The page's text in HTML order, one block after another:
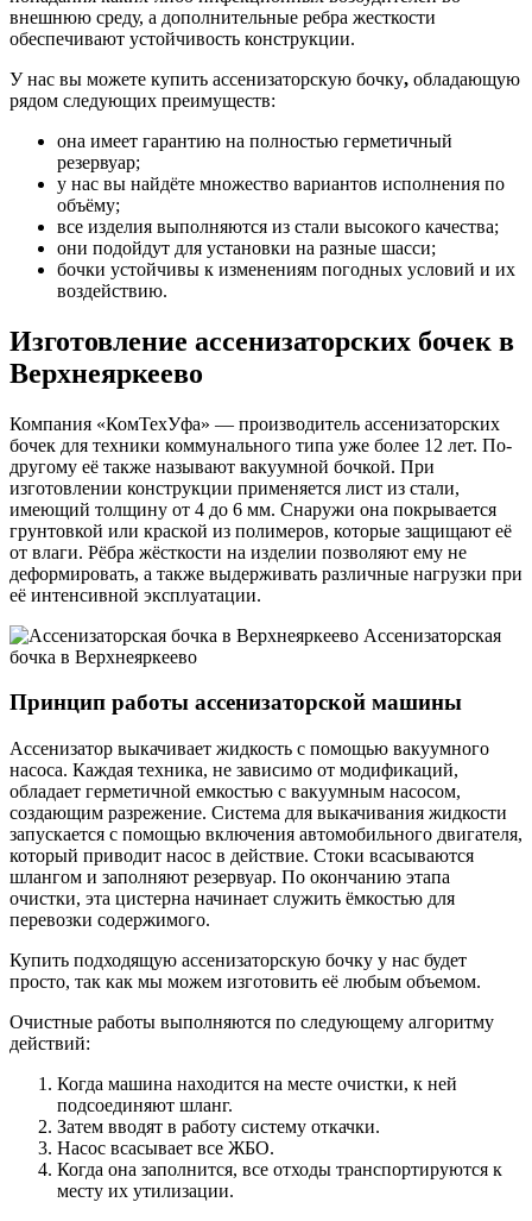
внешнюю среду, а дополнительные ребра жесткости
обеспечивают устойчивость конструкции.
У нас вы можете купить ассенизаторскую бочку, обладающую
рядом следующих преимуществ:
она имеет гарантию на полностью герметичный
резервуар;
у нас вы найдёте множество вариантов исполнения по
объёму;
все изделия выполняются из стали высокого качества;
они подойдут для установки на разные шасси;
бочки устойчивы к изменениям погодных условий и их
воздействию.
Изготовление ассенизаторских бочек в
Верхнеяркеево
Компания «КомТехУфа» — производитель ассенизаторских
бочек для техники коммунального типа уже более 12 лет. По-
другому её также называют вакуумной бочкой. При
изготовлении конструкции применяется лист из стали,
имеющий толщину от 4 до 6 мм. Снаружи она покрывается
грунтовкой или краской из полимеров, которые защищают её
от влаги. Рёбра жёсткости на изделии позволяют ему не
деформировать, а также выдерживать различные нагрузки при
её интенсивной эксплуатации.
Ассенизаторская
бочка в Верхнеяркеево
Принцип работы ассенизаторской машины
Ассенизатор выкачивает жидкость с помощью вакуумного
насоса. Каждая техника, не зависимо от модификаций,
обладает герметичной емкостью с вакуумным насосом,
создающим разрежение. Система для выкачивания жидкости
запускается с помощью включения автомобильного двигателя,
который приводит насос в действие. Стоки всасываются
шлангом и заполняют резервуар. По окончанию этапа
очистки, эта цистерна начинает служить ёмкостью для
перевозки содержимого.
Купить подходящую ассенизаторскую бочку у нас будет
просто, так как мы можем изготовить её любым объемом.
Очистные работы выполняются по следующему алгоритму
действий:
Когда машина находится на месте очистки, к ней
подсоединяют шланг.
Затем вводят в работу систему откачки.
Насос всасывает все ЖБО.
Когда она заполнится, все отходы транспортируются к
месту их утилизации.